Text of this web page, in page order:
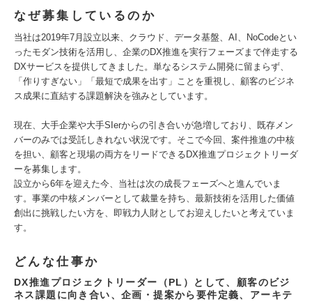
なぜ募集しているのか
当社は2019年7月設立以来、クラウド、データ基盤、AI、NoCodeとい
ったモダン技術を活用し、企業のDX推進を実行フェーズまで伴走する
DXサービスを提供してきました。単なるシステム開発に留まらず、
「作りすぎない」「最短で成果を出す」ことを重視し、顧客のビジネ
ス成果に直結する課題解決を強みとしています。
現在、大手企業や大手SIerからの引き合いが急増しており、既存メン
バーのみでは受託しきれない状況です。そこで今回、案件推進の中核
を担い、顧客と現場の両方をリードできるDX推進プロジェクトリーダ
ーを募集します。
設立から6年を迎えた今、当社は次の成長フェーズへと進んでいま
す。事業の中核メンバーとして裁量を持ち、最新技術を活用した価値
創出に挑戦したい方を、即戦力人財としてお迎えしたいと考えていま
す。
どんな仕事か
DX推進プロジェクトリーダー（PL）として、顧客のビジ
ネス課題に向き合い、企画・提案から要件定義、アーキテ